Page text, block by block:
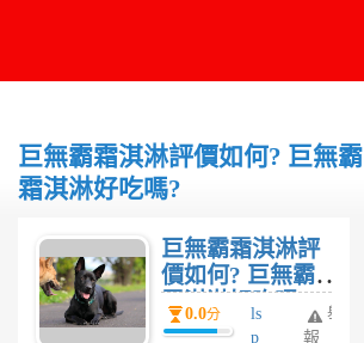
巨無霸霜淇淋評價如何? 巨無霸
霜淇淋好吃嗎?
巨無霸霜淇淋評
價如何? 巨無霸
霜淇淋好吃嗎?
0.0分
ls
p
舉
報